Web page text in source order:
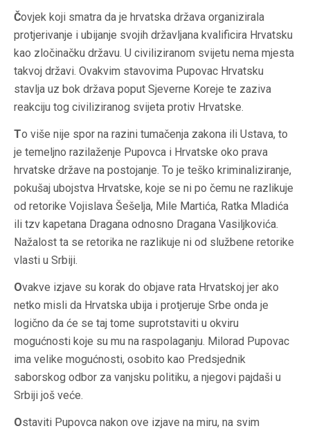
Čovjek koji smatra da je hrvatska država organizirala
protjerivanje i ubijanje svojih državljana kvalificira Hrvatsku
kao zločinačku državu. U civiliziranom svijetu nema mjesta
takvoj državi. Ovakvim stavovima Pupovac Hrvatsku
stavlja uz bok država poput Sjeverne Koreje te zaziva
reakciju tog civiliziranog svijeta protiv Hrvatske.
To više nije spor na razini tumačenja zakona ili Ustava, to
je temeljno razilaženje Pupovca i Hrvatske oko prava
hrvatske države na postojanje. To je teško kriminaliziranje,
pokušaj ubojstva Hrvatske, koje se ni po čemu ne razlikuje
od retorike Vojislava Šešelja, Mile Martića, Ratka Mladića
ili tzv kapetana Dragana odnosno Dragana Vasiljkovića.
Nažalost ta se retorika ne razlikuje ni od službene retorike
vlasti u Srbiji.
Ovakve izjave su korak do objave rata Hrvatskoj jer ako
netko misli da Hrvatska ubija i protjeruje Srbe onda je
logično da će se taj tome suprotstaviti u okviru
mogućnosti koje su mu na raspolaganju. Milorad Pupovac
ima velike mogućnosti, osobito kao Predsjednik
saborskog odbor za vanjsku politiku, a njegovi pajdaši u
Srbiji još veće.
Ostaviti Pupovca nakon ove izjave na miru, na svim